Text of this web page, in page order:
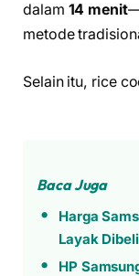
dalam 14 menit
metode
Selain itu, rice
Baca Juga
Harga
Layak
HP